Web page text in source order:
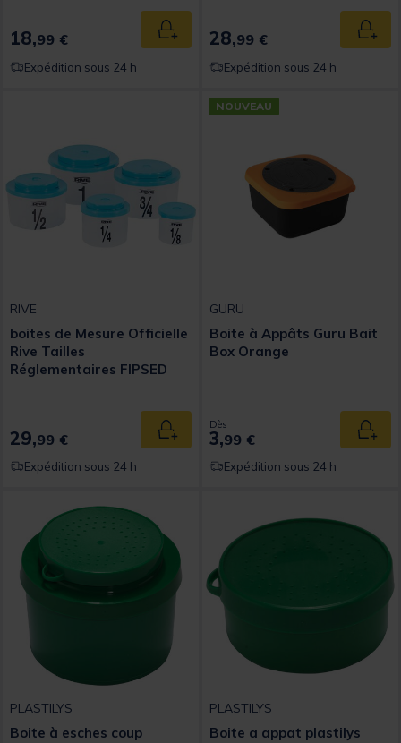
18,99 € Ajouter au panier
Expédition sous 24 h
28,99 €
Expédition sous 24 h
RIVE
boites de Mesure Officielle
Rive Tailles
Réglementaires FIPSED
29,99 € Ajouter au panier
Expédition sous 24 h
NOUVEAU
GURU
Boite à Appâts Guru Bait
Box Orange
Dès
3,99 €
Expédition sous 24 h
PLASTILYS
Boite à esches coup
PLASTILYS
Boite a appat plastilys